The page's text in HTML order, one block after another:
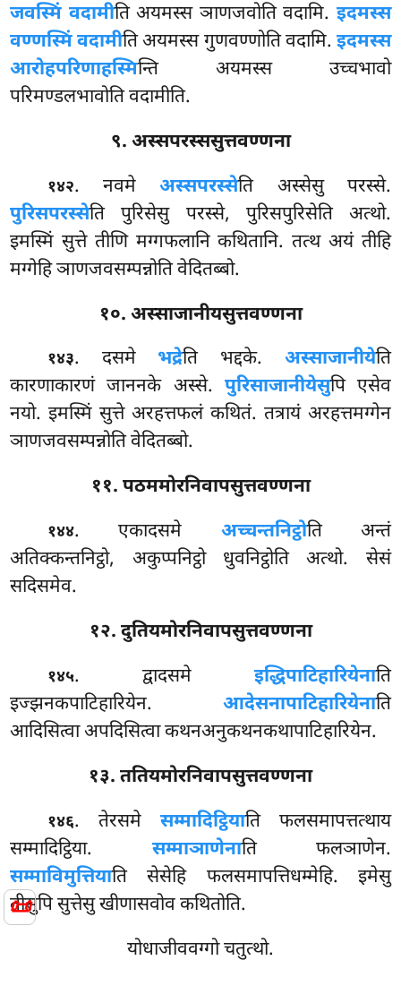
📜
जवस्मिं वदामीति अयमस्स ञाणजवोति वदामि. इदमस्स
वण्णस्मिं वदामीति अयमस्स गुणवण्णोति वदामि. इदमस्स
आरोहपरिणाहस्मिन्ति अयमस्स उच्चभावो
परिमण्डलभावोति वदामीति.
९. अस्सपरस्ससुत्तवण्णना
१४२. नवमेअस्सपरस्सेति अस्सेसु परस्से.
पुरिसपरस्सेति पुरिसेसु परस्से, पुरिसपुरिसेति अत्थो.
इमस्मिं सुत्ते तीणि मग्गफलानि कथितानि. तत्थ अयं तीहि
मग्गेहि ञाणजवसम्पन्नोति वेदितब्बो.
१०. अस्साजानीयसुत्तवण्णना
१४३. दसमे भद्रेति भद्दके. अस्साजानीयेति
कारणाकारणं जाननके अस्से. पुरिसाजानीयेसुपि एसेव
नयो. इमस्मिं सुत्ते अरहत्तफलं कथितं. तत्रायं अरहत्तमग्गेन
ञाणजवसम्पन्नोति वेदितब्बो.
११. पठममोरनिवापसुत्तवण्णना
१४४. एकादसमे अच्चन्तनिट्ठोति अन्तं
अतिक्कन्तनिट्ठो, अकुप्पनिट्ठो धुवनिट्ठोति अत्थो. सेसं
सदिसमेव.
१२. दुतियमोरनिवापसुत्तवण्णना
१४५. द्वादसमे इद्धिपाटिहारियेनाति
इज्झनकपाटिहारियेन. आदेसनापाटिहारियेनाति
आदिसित्वा अपदिसित्वा कथनअनुकथनकथापाटिहारियेन.
१३. ततियमोरनिवापसुत्तवण्णना
१४६. तेरसमे सम्मादिट्ठियाति फलसमापत्तत्थाय
सम्मादिट्ठिया. सम्माञाणेनाति फलञाणेन.
सम्माविमुत्तियाति सेसेहि फलसमापत्तिधम्मेहि. इमेसु
तीसुपि सुत्तेसु खीणासवोव कथितोति.
योधाजीववग्गो चतुत्थो.